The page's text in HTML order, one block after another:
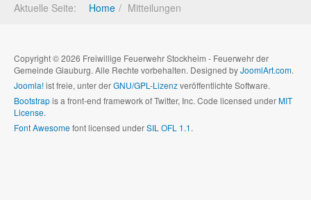
Aktuelle Seite: Home Mitteilungen
Copyright © 2026 Freiwillige Feuerwehr Stockheim - Feuerwehr der
Gemeinde Glauburg. Alle Rechte vorbehalten. Designed byJoomlArt.com.
Joomla!ist freie, unter derGNU/GPL-Lizenzveröffentlichte Software.
Bootstrapis a front-end framework of Twitter, Inc. Code licensed underMIT
License.
Font Awesomefont licensed underSIL OFL 1.1.